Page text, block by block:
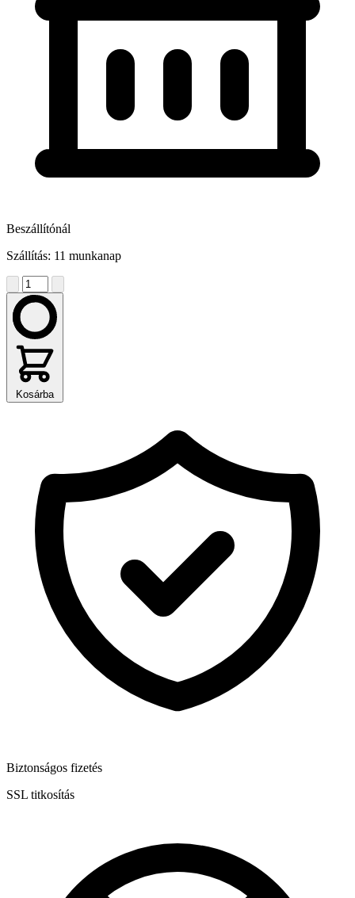
Beszállítónál
Szállítás: 11 munkanap
Kosárba
Biztonságos fizetés
SSL titkosítás